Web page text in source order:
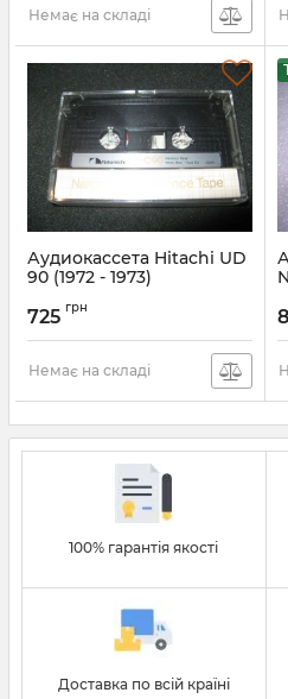
Немає на складі
Аудиокассета Hitachi UD
90 (1972 - 1973)
725 грн
Немає на складі
100% гарантія якості
Доставка по всій країні